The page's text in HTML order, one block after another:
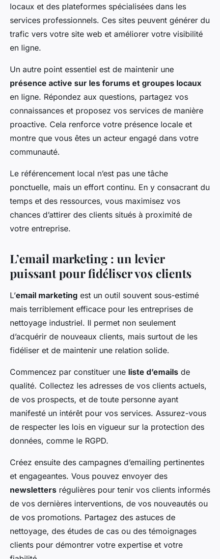
locaux et des plateformes spécialisées dans les
services professionnels. Ces sites peuvent générer du
trafic vers votre site web et améliorer votre visibilité
en ligne.
Un autre point essentiel est de maintenir une
présence active sur les forums et groupes locaux
en ligne. Répondez aux questions, partagez vos
connaissances et proposez vos services de manière
proactive. Cela renforce votre présence locale et
montre que vous êtes un acteur engagé dans votre
communauté.
Le référencement local n’est pas une tâche
ponctuelle, mais un effort continu. En y consacrant du
temps et des ressources, vous maximisez vos
chances d’attirer des clients situés à proximité de
votre entreprise.
L’email marketing : un levier
puissant pour fidéliser vos clients
L’email marketing est un outil souvent sous-estimé
mais terriblement efficace pour les entreprises de
nettoyage industriel. Il permet non seulement
d’acquérir de nouveaux clients, mais surtout de les
fidéliser et de maintenir une relation solide.
Commencez par constituer une liste d’emails de
qualité. Collectez les adresses de vos clients actuels,
de vos prospects, et de toute personne ayant
manifesté un intérêt pour vos services. Assurez-vous
de respecter les lois en vigueur sur la protection des
données, comme le RGPD.
Créez ensuite des campagnes d’emailing pertinentes
et engageantes. Vous pouvez envoyer des
newsletters régulières pour tenir vos clients informés
de vos dernières interventions, de vos nouveautés ou
de vos promotions. Partagez des astuces de
nettoyage, des études de cas ou des témoignages
clients pour démontrer votre expertise et votre